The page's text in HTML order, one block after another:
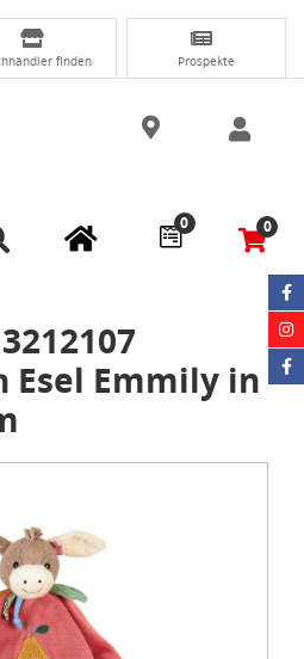
finden Prospekte
0 0
Esel Emmily in